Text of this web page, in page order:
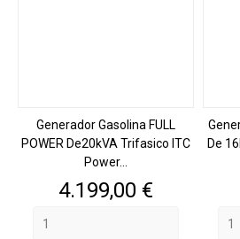
Generador Gasolina FULL
POWER De20kVA Trifasico ITC
Power...
Precio
4.199,00 €
De